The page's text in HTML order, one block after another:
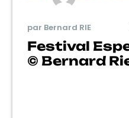
par Bernard RIE
Festival
© Bernard